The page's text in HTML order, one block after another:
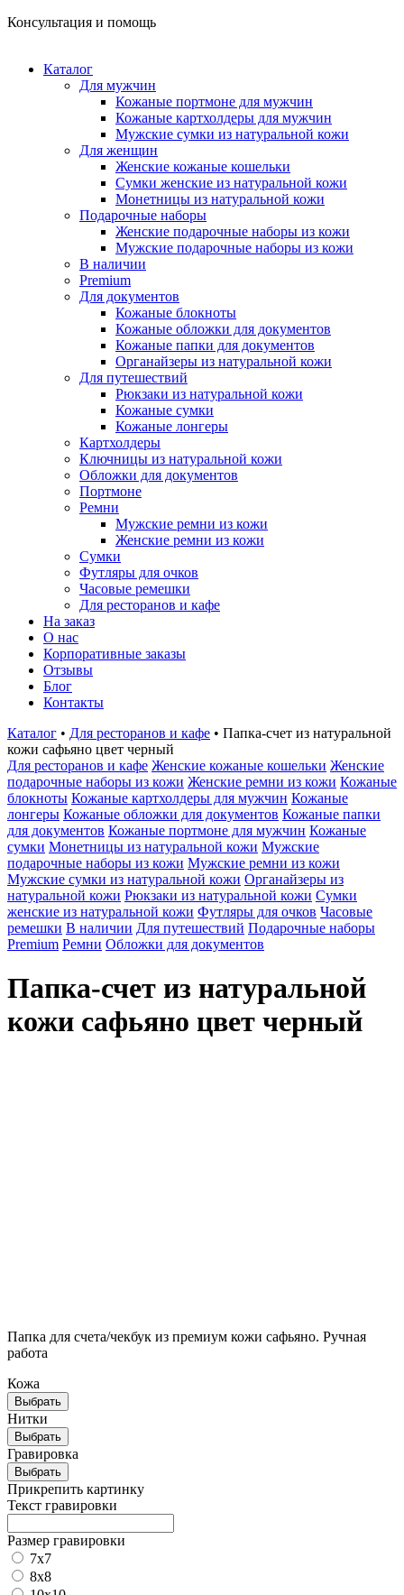
Консультация и помощь
Каталог
Для мужчин
Кожаные портмоне для мужчин
Кожаные картхолдеры для мужчин
Мужские сумки из натуральной кожи
Для женщин
Женские кожаные кошельки
Сумки женские из натуральной кожи
Монетницы из натуральной кожи
Подарочные наборы
Женские подарочные наборы из кожи
Мужские подарочные наборы из кожи
В наличии
Premium
Для документов
Кожаные блокноты
Кожаные обложки для документов
Кожаные папки для документов
Органайзеры из натуральной кожи
Для путешествий
Рюкзаки из натуральной кожи
Кожаные сумки
Кожаные лонгеры
Картхолдеры
Ключницы из натуральной кожи
Обложки для документов
Портмоне
Ремни
Мужские ремни из кожи
Женские ремни из кожи
Сумки
Футляры для очков
Часовые ремешки
Для ресторанов и кафе
На заказ
О нас
Корпоративные заказы
Отзывы
Блог
Контакты
Каталог • Для ресторанов и кафе • Папка-счет из натуральной
кожи сафьяно цвет черный
Для ресторанов и кафе Женские кожаные кошельки Женские
подарочные наборы из кожи Женские ремни из кожи Кожаные
блокноты Кожаные картхолдеры для мужчин Кожаные
лонгеры Кожаные обложки для документов Кожаные папки
для документов Кожаные портмоне для мужчин Кожаные
сумки Монетницы из натуральной кожи Мужские
подарочные наборы из кожи Мужские ремни из кожи
Мужские сумки из натуральной кожи Органайзеры из
натуральной кожи Рюкзаки из натуральной кожи Сумки
женские из натуральной кожи Футляры для очков Часовые
ремешки В наличии Для путешествий Подарочные наборы
Premium Ремни Обложки для документов
Папка-счет из натуральной
кожи сафьяно цвет черный
Папка для счета/чекбук из премиум кожи сафьяно. Ручная
работа
Кожа
Выбрать
Нитки
Выбрать
Гравировка
Выбрать
Прикрепить картинку
Текст гравировки
Размер гравировки
7х7
8х8